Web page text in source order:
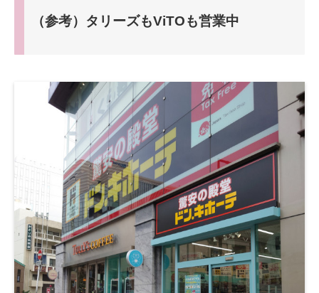
（参考）タリーズもViTOも営業中